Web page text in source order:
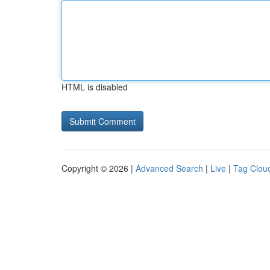
HTML is disabled
Copyright © 2026 | Advanced Search | Live | Tag